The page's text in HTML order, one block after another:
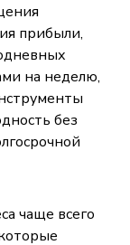
прибыли,
на неделю,
без
чаще всего